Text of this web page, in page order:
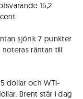
15,2
sjönk 7 punkter
räntan till
dollar och WTI-
Brent står i dag